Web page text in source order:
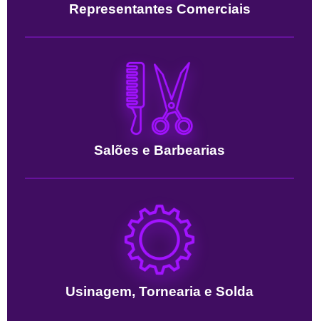
Representantes Comerciais
Salões e Barbearias
Usinagem, Tornearia e Solda